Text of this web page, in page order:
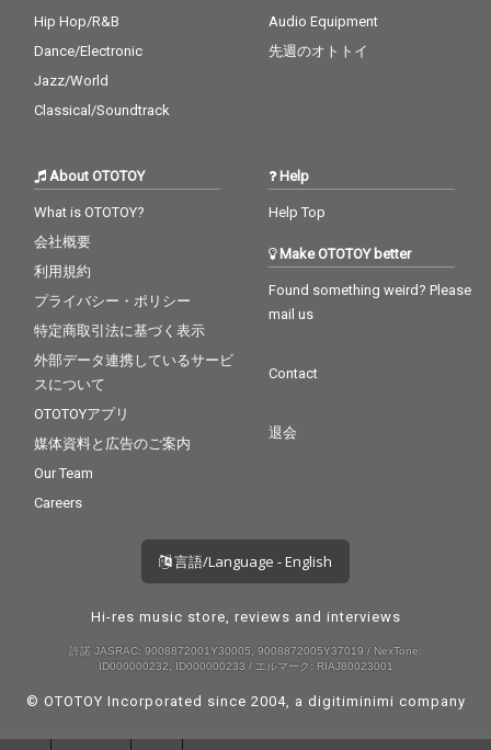
り、日本語の響きで欧
米的なサウンドスケー
プを描いてきた彼らに
とって、新しい地平を
る。 また、2024年の
「CRYSTAL (feat. Moe
文学の塩塚モエカとの
待望のコラボレーショ
ン。元々レーベル・メ
イトとして交流を深
め、「BLUE SOULS」
のリミックスでも共演
が、この曲でひとつの
結実を迎えた。タイト
ル通り、2人の歌声は
響き、三船の歩みを照
らす希望の光にもなっ
FOUND』というタイト
ルバムは“失ったものと
再び見出そうとするも
敗や喪失を経てなお立
るという普遍的な人間
BARONならではのファ
切った。素直で、人間
り、日本語の響きで欧
米的なサウンドスケー
プを描いてきた彼らに
「CRYSTAL (feat. Moe
文学の塩塚モエカとの
待望のコラボレーショ
ン。元々レーベル・メ
イトとして交流を深
め、「BLUE SOULS」
のリミックスでも共演
が、この曲でひとつの
結晶のようにまばゆく
ルバムは“失ったものと
再び見出そうとするも
敗や喪失を経てなお立
るという普遍的な人間
BARONならではのファ
切った。素直で、人間
Hip Hop/R&B
Dance/Electronic
Jazz/World
Classical/Soundtrack
Audio Equipment
先週のオトトイ
About OTOTOY
What is OTOTOY?
会社概要
利用規約
プライバシー・ポリシー
特定商取引法に基づく表示
外部データ連携しているサービ
スについて
OTOTOYアプリ
媒体資料と広告のご案内
Our Team
Careers
Help
Help Top
Make OTOTOY better
Found something weird? Please
mail us
Contact
退会
言語/Language - English
Hi-res music store, reviews and interviews
許諾 JASRAC: 9008872001Y30005, 9008872005Y37019 / NexTone:
ID000000232, ID000000233 / エルマーク: RIAJ80023001
© OTOTOY Incorporated since 2004, a digitiminimi company